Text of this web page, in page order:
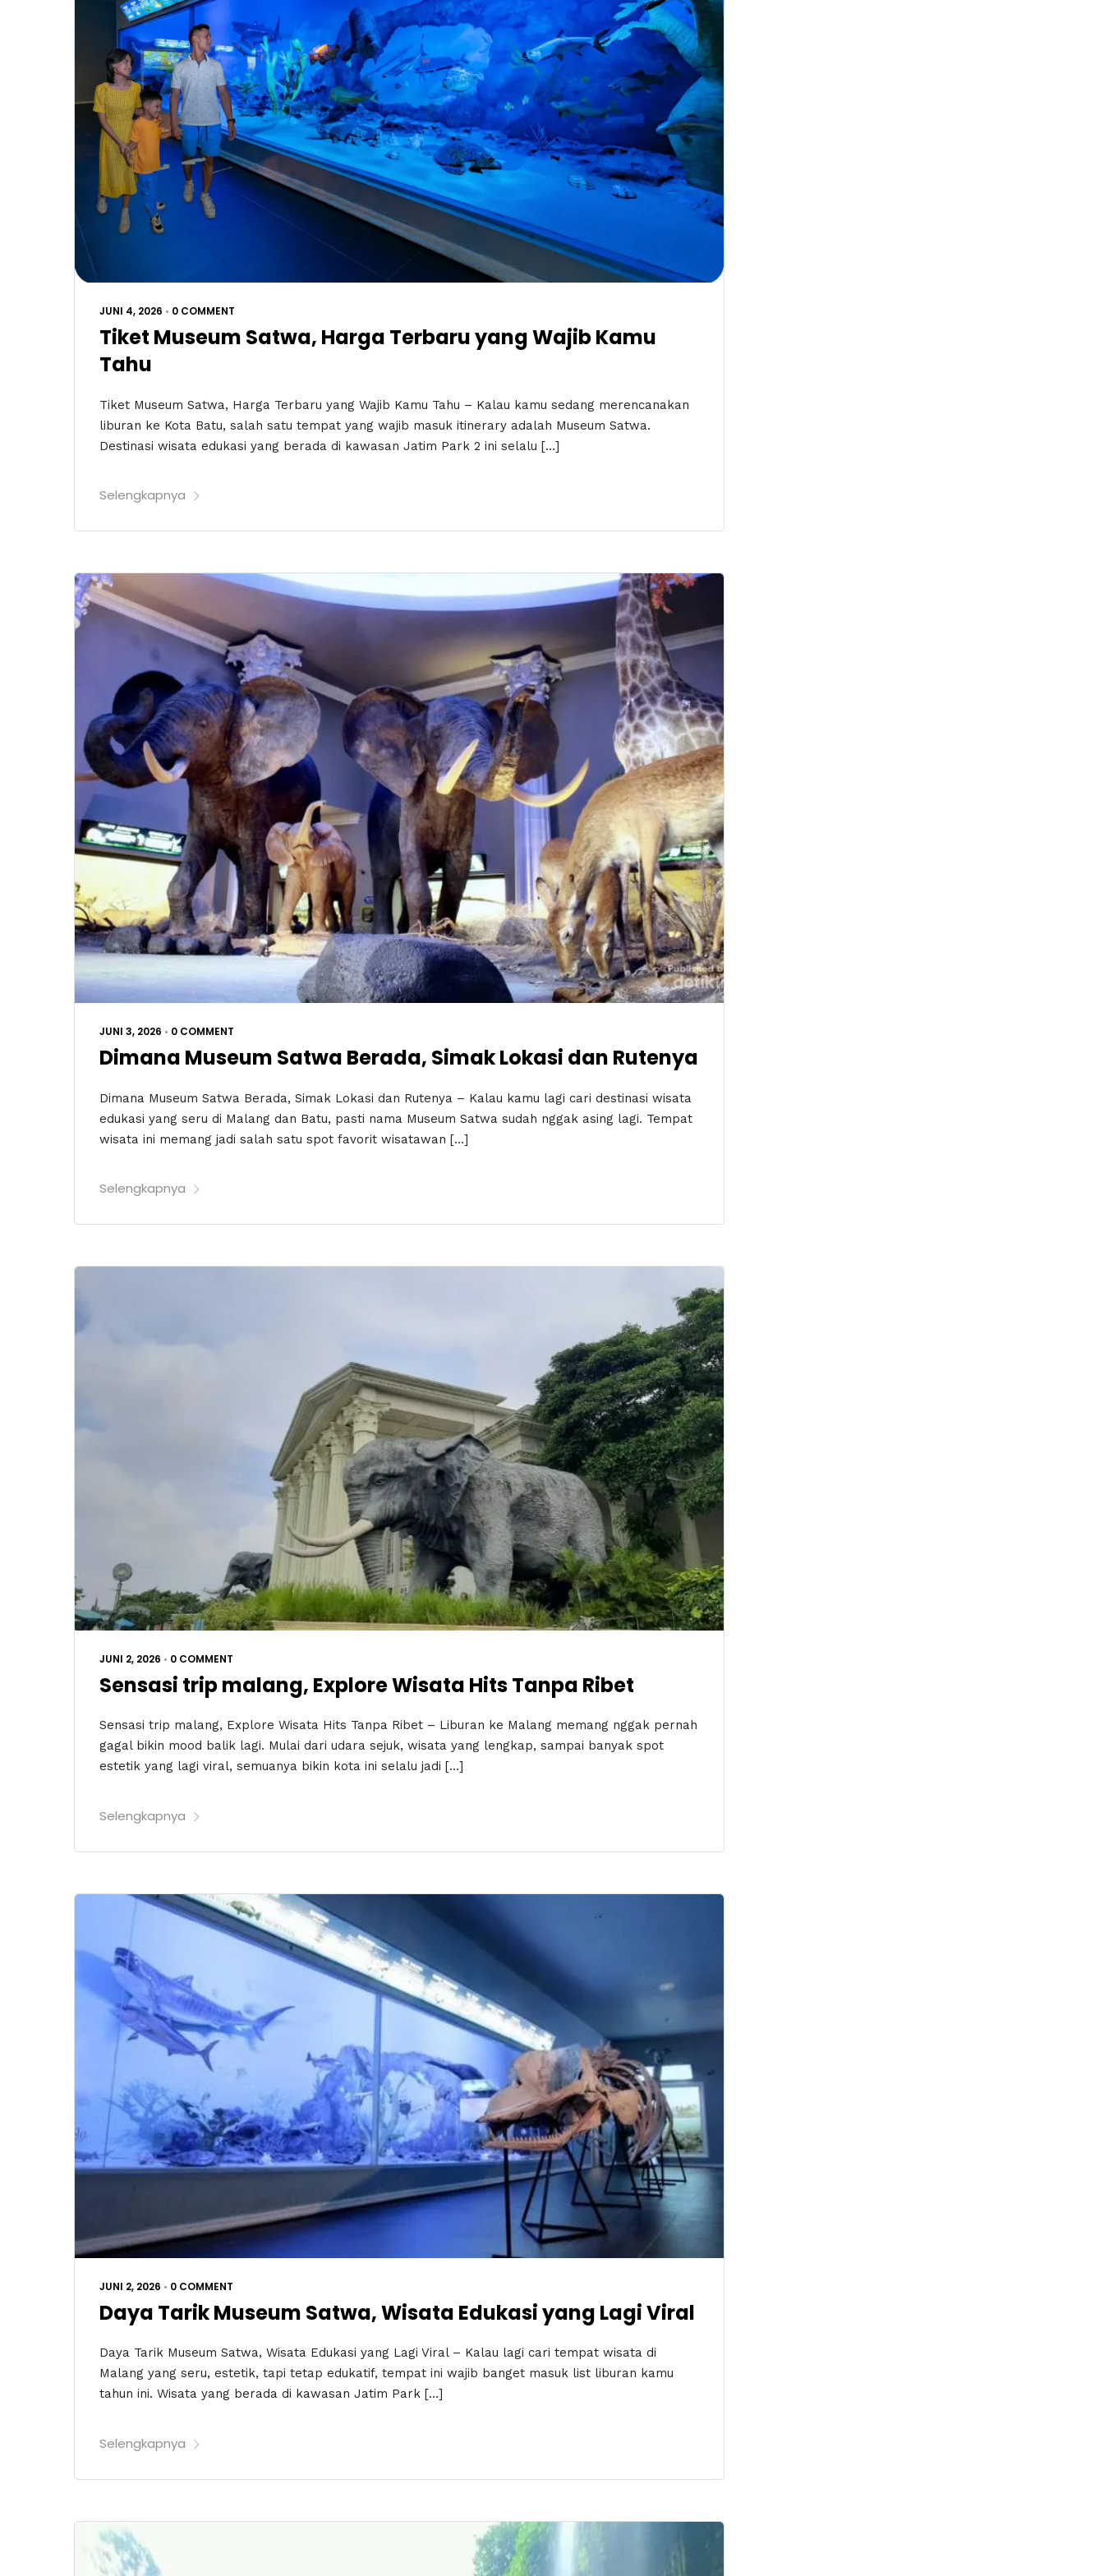
JUNI 4, 2026 • 0 COMMENT
Tiket Museum Satwa, Harga Terbaru yang Wajib Kamu
Tahu
Tiket Museum Satwa, Harga Terbaru yang Wajib Kamu Tahu – Kalau kamu sedang merencanakan
liburan ke Kota Batu, salah satu tempat yang wajib masuk itinerary adalah Museum Satwa.
Destinasi wisata edukasi yang berada di kawasan Jatim Park 2 ini selalu […]
Selengkapnya
JUNI 3, 2026 • 0 COMMENT
Dimana Museum Satwa Berada, Simak Lokasi dan Rutenya
Dimana Museum Satwa Berada, Simak Lokasi dan Rutenya – Kalau kamu lagi cari destinasi wisata
edukasi yang seru di Malang dan Batu, pasti nama Museum Satwa sudah nggak asing lagi. Tempat
wisata ini memang jadi salah satu spot favorit wisatawan […]
Selengkapnya
JUNI 2, 2026 • 0 COMMENT
Sensasi trip malang, Explore Wisata Hits Tanpa Ribet
Sensasi trip malang, Explore Wisata Hits Tanpa Ribet – Liburan ke Malang memang nggak pernah
gagal bikin mood balik lagi. Mulai dari udara sejuk, wisata yang lengkap, sampai banyak spot
estetik yang lagi viral, semuanya bikin kota ini selalu jadi […]
Selengkapnya
JUNI 2, 2026 • 0 COMMENT
Daya Tarik Museum Satwa, Wisata Edukasi yang Lagi Viral
Daya Tarik Museum Satwa, Wisata Edukasi yang Lagi Viral – Kalau lagi cari tempat wisata di
Malang yang seru, estetik, tapi tetap edukatif, tempat ini wajib banget masuk list liburan kamu
tahun ini. Wisata yang berada di kawasan Jatim Park […]
Selengkapnya